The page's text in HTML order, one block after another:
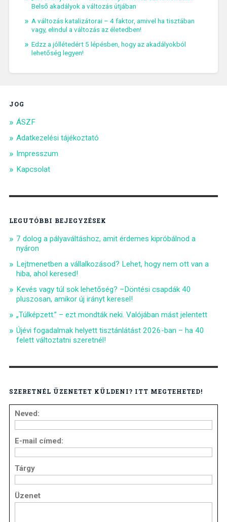
Belső akadályok a változás útjában
A változás katalizátorai – 4 faktor, amivel ha tisztában
vagy, elindul a változás az életedben!
Edzz a jóllétedért 5 lépésben, hogy az akadályokból
lehetőség legyen!
JOG
ÁSZF
Adatkezelési tájékoztató
Impresszum
Kapcsolat
LEGUTÓBBI BEJEGYZÉSEK
7 dolog a pályaváltáshoz, amit érdemes kipróbálnod a
nyáron
Lejtmenetben a vállalkozásod? Lehet, hogy nem ott van a
hiba, ahol keresed!
Kevés vagy túl sok lehetőség? –Döntési csapdák 40
pluszosan, amikor új irányt keresel!
„Túlképzett.” – ezt mondták neki. Valójában mást jelentett
Újévi fogadalmak helyett tisztánlátást 2026-ban – ha 40
felett változtatni szeretnél!
SZERETNÉL ÜZENETET KÜLDENI? ITT MEGTEHETED!
Neved:
E-mail címed:
Tárgy
Üzenet